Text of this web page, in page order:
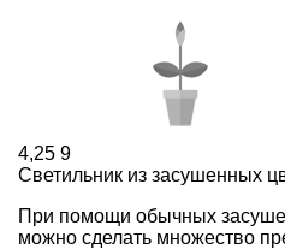
4,25 9
Светильник из засушенных
При помощи обычных
можно сделать множество